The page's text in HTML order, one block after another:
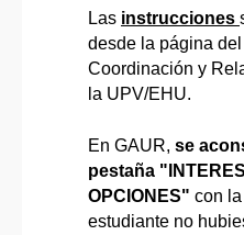
Las instrucciones
desde la página
Coordinación y
la UPV/EHU.
En GAUR, se
pestaña
OPCIONES" con
estudiante no